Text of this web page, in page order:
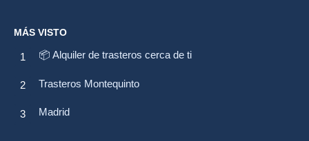
MÁS VISTO
📦 Alquiler de trasteros cerca de ti
Trasteros Montequinto
Madrid